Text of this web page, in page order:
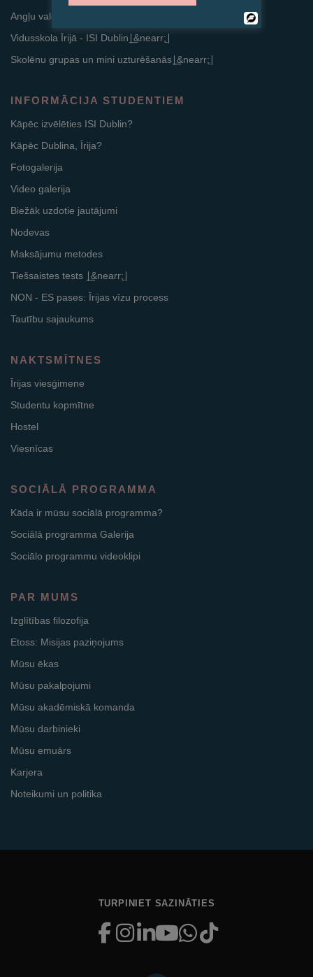
Angļu valodas vasaras nometne pusaudžiem∣͟&nearr;̱∣
Vidusskola Īrijā - ISI Dublin∣͟&nearr;̱∣
Skolēnu grupas un mini uzturēšanās∣͟&nearr;̱∣
INFORMĀCIJA STUDENTIEM
Kāpēc izvēlēties ISI Dublin?
Kāpēc Dublina, Īrija?
Fotogalerija
Video galerija
Biežāk uzdotie jautājumi
Nodevas
Maksājumu metodes
Tiešsaistes tests ∣͟&nearr;̱∣
NON - ES pases: Īrijas vīzu process
Tautību sajaukums
NAKTSMĪTNES
Īrijas viesģimene
Studentu kopmītne
Hostel
Viesnīcas
SOCIĀLĀ PROGRAMMA
Kāda ir mūsu sociālā programma?
Sociālā programma Galerija
Sociālo programmu videoklipi
PAR MUMS
Izglītības filozofija
Etoss: Misijas paziņojums
Mūsu ēkas
Mūsu pakalpojumi
Mūsu akadēmiskā komanda
Mūsu darbinieki
Mūsu emuārs
Karjera
Noteikumi un politika
TURPINIET SAZINĀTIES
Powered
By